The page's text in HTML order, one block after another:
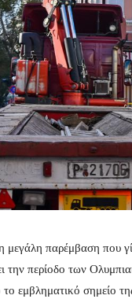
μεγάλη παρέμβαση που
την περίοδο των
εμβληματικό σημείο